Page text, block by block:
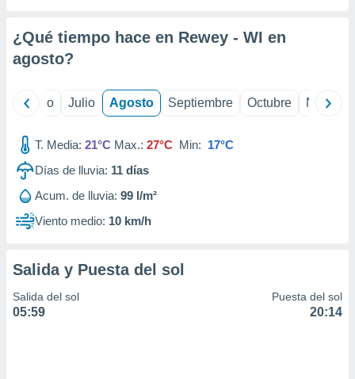
e
mediante
publicidad
publicidad
de
1199
¿Qué tiempo hace en Rewey - WI en
agosto?
Junio Julio Agosto Septiembre Octubre
T. Media: 21°C Max.: 27°C Min: 17°C
Días de lluvia: 11 días
Acum. de lluvia: 99 l/m²
Viento medio: 10 km/h
Salida y Puesta del sol
Salida del sol
05:59
Puesta del sol
20:14